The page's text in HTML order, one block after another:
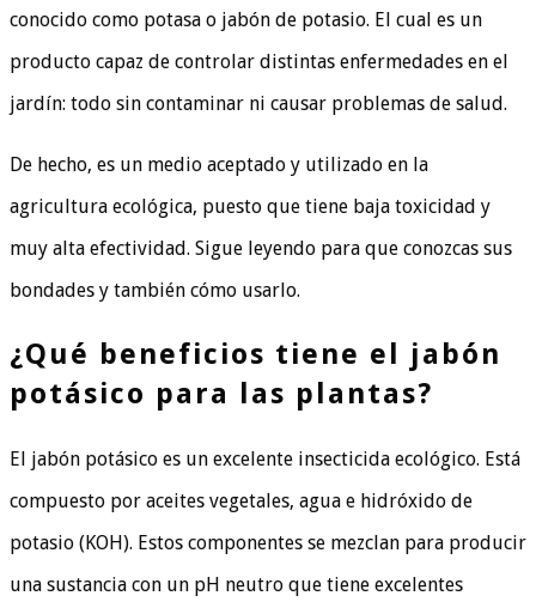
conocido como potasa o jabón de potasio. El cual es un
producto capaz de controlar distintas enfermedades en el
jardín: todo sin contaminar ni causar problemas de salud.
De hecho, es un medio aceptado y utilizado en la
agricultura ecológica, puesto que tiene baja toxicidad y
muy alta efectividad. Sigue leyendo para que conozcas sus
bondades y también cómo usarlo.
¿Qué beneficios tiene el jabón
potásico para las plantas?
El jabón potásico es un excelente insecticida ecológico. Está
compuesto por aceites vegetales, agua e hidróxido de
potasio (KOH). Estos componentes se mezclan para producir
una sustancia con un pH neutro que tiene excelentes